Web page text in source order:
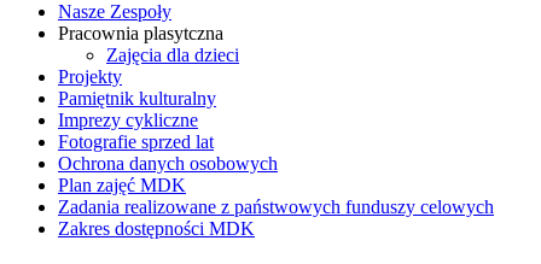
Nasze Zespoły
Pracownia plasytczna
Zajęcia dla dzieci
Projekty
Pamiętnik kulturalny
Imprezy cykliczne
Fotografie sprzed lat
Ochrona danych osobowych
Plan zajęć MDK
Zadania realizowane z państwowych funduszy celowych
Zakres dostępności MDK